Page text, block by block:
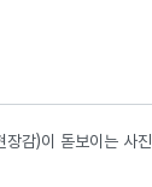
장감)이 돋보이는 사진